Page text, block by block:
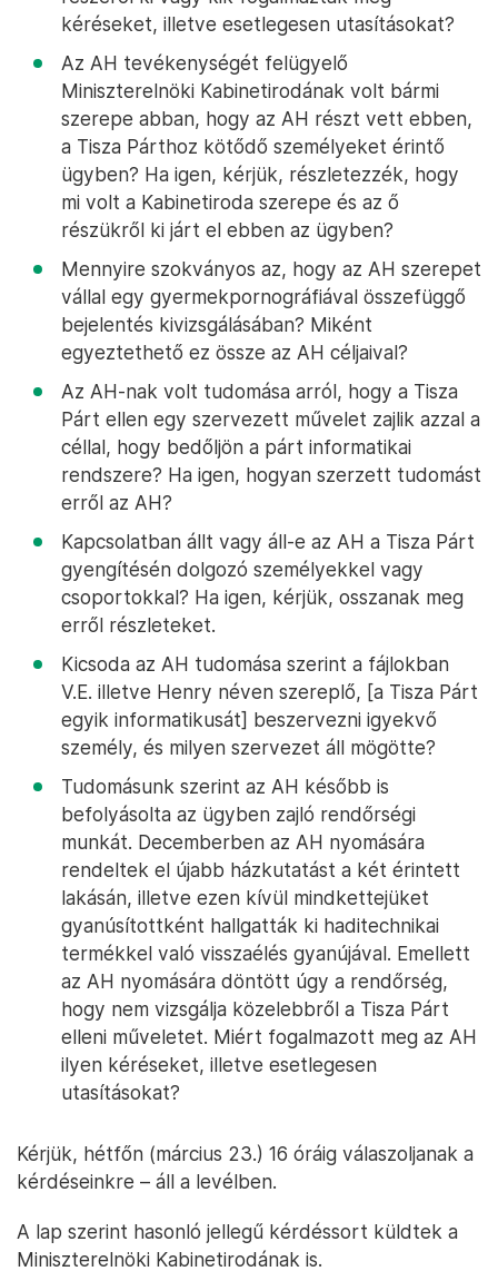
kéréseket, illetve esetlegesen utasításokat?
Az AH tevékenységét felügyelő
Miniszterelnöki Kabinetirodának volt bármi
szerepe abban, hogy az AH részt vett ebben,
a Tisza Párthoz kötődő személyeket érintő
ügyben? Ha igen, kérjük, részletezzék, hogy
mi volt a Kabinetiroda szerepe és az ő
részükről ki járt el ebben az ügyben?
Mennyire szokványos az, hogy az AH szerepet
vállal egy gyermekpornográfiával összefüggő
bejelentés kivizsgálásában? Miként
egyeztethető ez össze az AH céljaival?
Az AH-nak volt tudomása arról, hogy a Tisza
Párt ellen egy szervezett művelet zajlik azzal a
céllal, hogy bedőljön a párt informatikai
rendszere? Ha igen, hogyan szerzett tudomást
erről az AH?
Kapcsolatban állt vagy áll-e az AH a Tisza Párt
gyengítésén dolgozó személyekkel vagy
csoportokkal? Ha igen, kérjük, osszanak meg
erről részleteket.
Kicsoda az AH tudomása szerint a fájlokban
V.E. illetve Henry néven szereplő, [a Tisza Párt
egyik informatikusát] beszervezni igyekvő
személy, és milyen szervezet áll mögötte?
Tudomásunk szerint az AH később is
befolyásolta az ügyben zajló rendőrségi
munkát. Decemberben az AH nyomására
rendeltek el újabb házkutatást a két érintett
lakásán, illetve ezen kívül mindkettejüket
gyanúsítottként hallgatták ki haditechnikai
termékkel való visszaélés gyanújával. Emellett
az AH nyomására döntött úgy a rendőrség,
hogy nem vizsgálja közelebbről a Tisza Párt
elleni műveletet. Miért fogalmazott meg az AH
ilyen kéréseket, illetve esetlegesen
utasításokat?
Kérjük, hétfőn (március 23.) 16 óráig válaszoljanak a
kérdéseinkre – áll a levélben.
A lap szerint hasonló jellegű kérdéssort küldtek a
Miniszterelnöki Kabinetirodának is.